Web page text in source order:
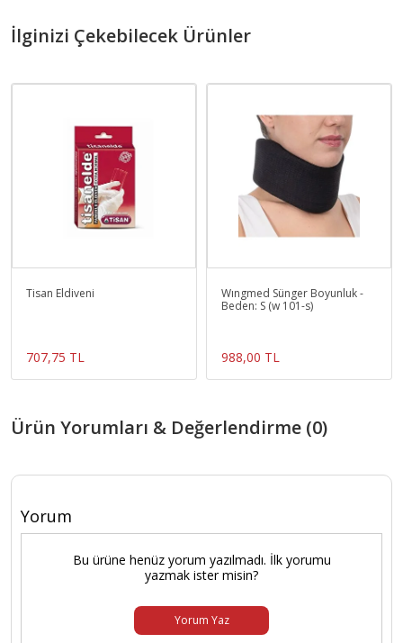
İlginizi Çekebilecek Ürünler
Tisan Eldiveni
707,75 TL
Wıngmed Sünger Boyunluk -
Beden: S (w 101-s)
988,00 TL
Ürün Yorumları & Değerlendirme (0)
Yorum
Bu ürüne henüz yorum yazılmadı. İlk yorumu
yazmak ister misin?
Yorum Yaz